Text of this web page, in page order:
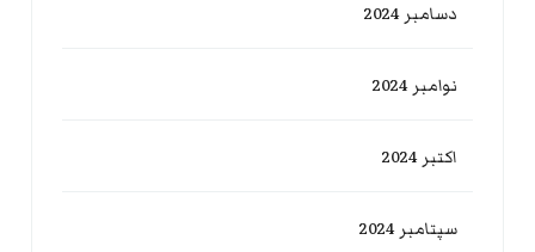
دسامبر 2024
نوامبر 2024
اکتبر 2024
سپتامبر 2024